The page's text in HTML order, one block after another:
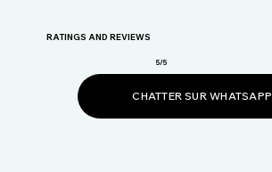
RATINGS AND REVIEWS
5/5
CHATTER SUR WHATSAPP